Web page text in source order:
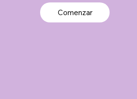
Comenzar